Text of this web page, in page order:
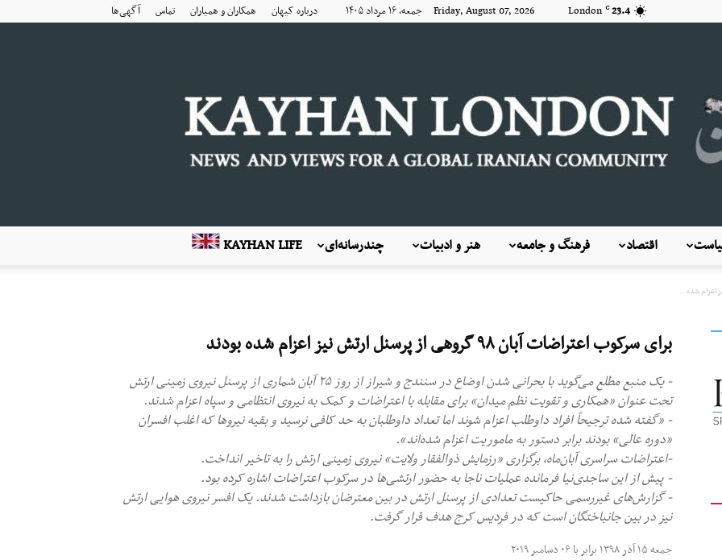
23.4
C
London Friday, August 07, 2026 جمعه, ۱۶ مرداد ۱۴۰۵ درباره کیهان همکاران و همیاران تماس آگهی‌ها
کیهان
لندن
KAYHAN LIFE چندرسانه‌ای هنر و ادبیات فرهنگ و جامعه اقتصاد
برای سرکوب اعتراضات آبان ۹۸ گروهی از پرسنل ارتش نیز اعزام شده بودند
- یک منبع مطلع می‌گوید با بحرانی شدن اوضاع در سنندج و شیراز از روز ۲۵ آبان شماری از پرسنل نیروی زمینی ارتش
تحت عنوان «همکاری و تقویت نظم میدان» برای مقابله با اعتراضات و کمک به نیروی انتظامی و سپاه اعزام شدند.
- «گفته شده ترجیحاً افراد داوطلب اعزام شوند اما تعداد داوطلبان به حد کافی نرسید و بقیه نیروها که اغلب افسران
«دوره عالی» بودند برابر دستور به ماموریت اعزام شده‌اند».
-اعتراضات سراسری آبان‌ماه، برگزاری «رزمایش ذوالفقار ولایت» نیروی زمینی ارتش را به تاخیر انداخت.
- پیش از این ساجدی‌نیا فرمانده عملیات ناجا به حضور ارتشی‌ها در سرکوب اعتراضات اشاره کرده بود.
- گزارش‌های غیررسمی حاکیست تعدادی از پرسنل ارتش در بین معترضان بازداشت شدند. یک افسر نیروی هوایی ارتش
نیز در بین جانباختگان است که در فردیس کرج هدف قرار گرفت.
جمعه ۱۵ آذر ۱۳۹۸ برابر با ۰۶ دسامبر ۲۰۱۹